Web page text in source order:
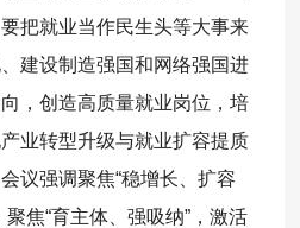
把就业当作民生头等大事来
建设制造强国和网络强国进
，创造高质量就业岗位，培
业转型升级与就业扩容提质
议强调聚焦“稳增长、扩容
焦“育主体、强吸纳”，激活